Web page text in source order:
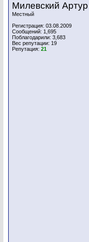
Милевский Артур
Местный
Регистрация: 03.08.2009
Сообщений: 1,695
Поблагодарили: 3,683
Вес репутации: 19
Репутация: 21